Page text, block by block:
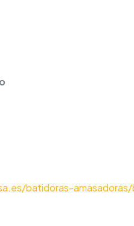
batidoras-